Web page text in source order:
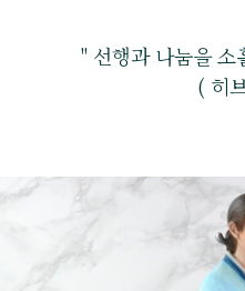
" 선행과 나눔을 소
( 히